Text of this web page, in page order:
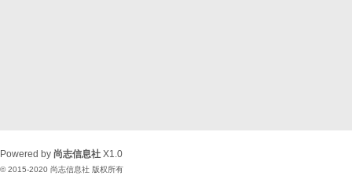
Powered by 尚志信息社 X1.0
© 2015-2020 尚志信息社 版权所有